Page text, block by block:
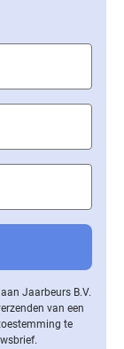
Jaarbeurs B.V.
van een
te